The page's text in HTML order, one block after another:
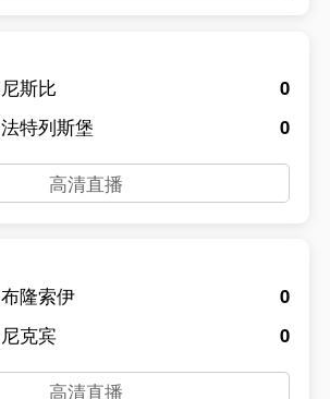
尼斯比
法特列斯堡
0
0
高清直播
布隆索伊
尼克宾
0
0
高清直播